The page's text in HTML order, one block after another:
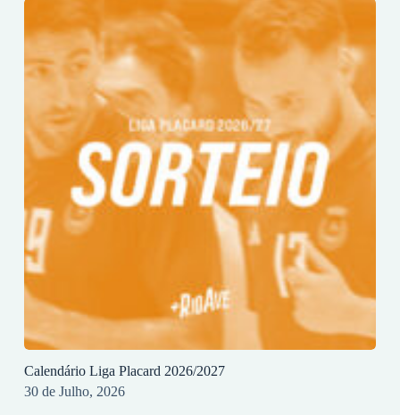
Calendário Liga Placard 2026/2027
30 de Julho, 2026